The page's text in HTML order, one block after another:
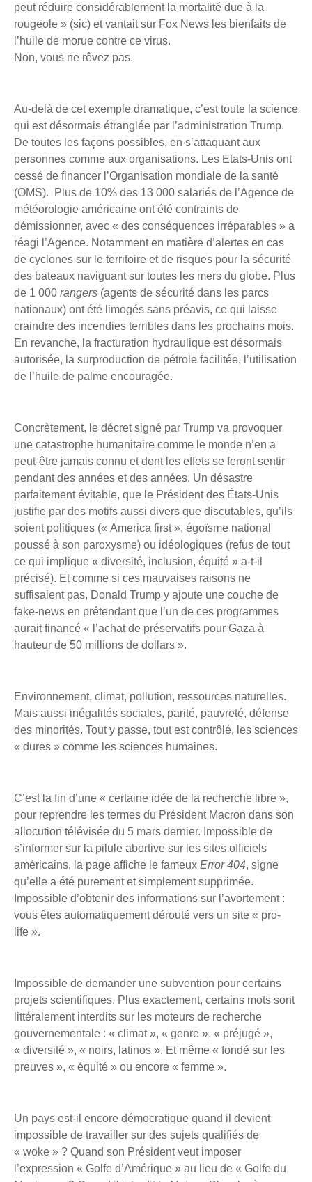
peut réduire considérablement la mortalité due à la
rougeole » (sic) et vantait sur Fox News les bienfaits de
l’huile de morue contre ce virus.
Non, vous ne rêvez pas.
Au-delà de cet exemple dramatique, c’est toute la science
qui est désormais étranglée par l’administration Trump.
De toutes les façons possibles, en s’attaquant aux
personnes comme aux organisations. Les Etats-Unis ont
cessé de financer l’Organisation mondiale de la santé
(OMS). Plus de 10% des 13 000 salariés de l’Agence de
météorologie américaine ont été contraints de
démissionner, avec « des conséquences irréparables » a
réagi l’Agence. Notamment en matière d’alertes en cas
de cyclones sur le territoire et de risques pour la sécurité
des bateaux naviguant sur toutes les mers du globe. Plus
de 1 000 rangers (agents de sécurité dans les parcs
nationaux) ont été limogés sans préavis, ce qui laisse
craindre des incendies terribles dans les prochains mois.
En revanche, la fracturation hydraulique est désormais
autorisée, la surproduction de pétrole facilitée, l’utilisation
de l’huile de palme encouragée.
Concrètement, le décret signé par Trump va provoquer
une catastrophe humanitaire comme le monde n’en a
peut-être jamais connu et dont les effets se feront sentir
pendant des années et des années. Un désastre
parfaitement évitable, que le Président des États-Unis
justifie par des motifs aussi divers que discutables, qu’ils
soient politiques (« America first », égoïsme national
poussé à son paroxysme) ou idéologiques (refus de tout
ce qui implique « diversité, inclusion, équité » a-t-il
précisé). Et comme si ces mauvaises raisons ne
suffisaient pas, Donald Trump y ajoute une couche de
fake-news en prétendant que l’un de ces programmes
aurait financé « l’achat de préservatifs pour Gaza à
hauteur de 50 millions de dollars ».
Environnement, climat, pollution, ressources naturelles.
Mais aussi inégalités sociales, parité, pauvreté, défense
des minorités. Tout y passe, tout est contrôlé, les sciences
« dures » comme les sciences humaines.
C’est la fin d’une « certaine idée de la recherche libre »,
pour reprendre les termes du Président Macron dans son
allocution télévisée du 5 mars dernier. Impossible de
s’informer sur la pilule abortive sur les sites officiels
américains, la page affiche le fameux Error 404, signe
qu’elle a été purement et simplement supprimée.
Impossible d’obtenir des informations sur l’avortement :
vous êtes automatiquement dérouté vers un site « pro-
life ».
Impossible de demander une subvention pour certains
projets scientifiques. Plus exactement, certains mots sont
littéralement interdits sur les moteurs de recherche
gouvernementale : « climat », « genre », « préjugé »,
« diversité », « noirs, latinos ». Et même « fondé sur les
preuves », « équité » ou encore « femme ».
Un pays est-il encore démocratique quand il devient
impossible de travailler sur des sujets qualifiés de
« woke » ? Quand son Président veut imposer
l’expression « Golfe d’Amérique » au lieu de « Golfe du